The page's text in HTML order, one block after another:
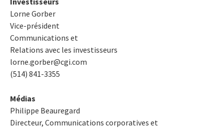
Lorne Gorber
Vice-président
Communications et
Relations avec les investisseurs
lorne.gorber@cgi.com
(514) 841-3355
Médias
Philippe Beauregard
Directeur, Communications corporatives et